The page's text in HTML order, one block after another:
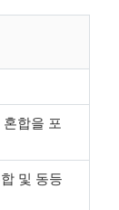
합을 포
및 동등